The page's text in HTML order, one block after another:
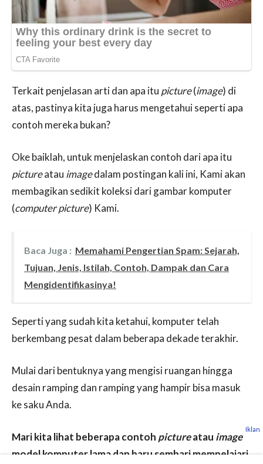
Terkait penjelasan arti dan apa itu picture(image) di
atas, pastinya kita juga harus mengetahui seperti apa
contoh mereka bukan?
Oke baiklah, untuk menjelaskan contoh dari apa itu
pictureatau imagedalam postingan kali ini, Kami akan
membagikan sedikit koleksi dari gambar komputer
(computer picture) Kami.
Baca Juga : Memahami Pengertian Spam: Sejarah,
Tujuan, Jenis, Istilah, Contoh, Dampak dan Cara
Mengidentifikasinya!
Seperti yang sudah kita ketahui, komputer telah
berkembang pesat dalam beberapa dekade terakhir.
Mulai dari bentuknya yang mengisi ruangan hingga
desain ramping dan ramping yang hampir bisa masuk
ke saku Anda.
Mari kita lihat beberapa contoh pictureatau image
model komputer lama dan baru sembari mempelajari
Iklan